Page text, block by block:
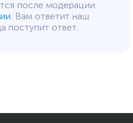
после модерации.
. Вам ответит наш
поступит ответ.